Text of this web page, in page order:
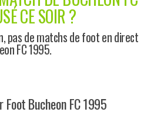
CE SOIR ?
pas de matchs de foot en direct
FC 1995.
Foot Bucheon FC 1995